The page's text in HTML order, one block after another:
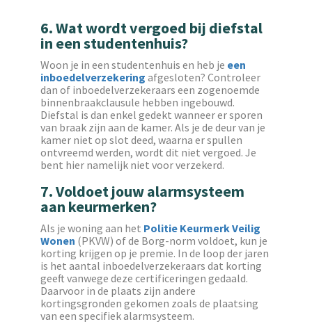
6. Wat wordt vergoed bij diefstal
in een studentenhuis?
Woon je in een studentenhuis en heb je een
inboedelverzekering afgesloten? Controleer
dan of inboedelverzekeraars een zogenoemde
binnenbraakclausule hebben ingebouwd.
Diefstal is dan enkel gedekt wanneer er sporen
van braak zijn aan de kamer. Als je de deur van je
kamer niet op slot deed, waarna er spullen
ontvreemd werden, wordt dit niet vergoed. Je
bent hier namelijk niet voor verzekerd.
7. Voldoet jouw alarmsysteem
aan keurmerken?
Als je woning aan het Politie Keurmerk Veilig
Wonen (PKVW) of de Borg-norm voldoet, kun je
korting krijgen op je premie. In de loop der jaren
is het aantal inboedelverzekeraars dat korting
geeft vanwege deze certificeringen gedaald.
Daarvoor in de plaats zijn andere
kortingsgronden gekomen zoals de plaatsing
van een specifiek alarmsysteem.